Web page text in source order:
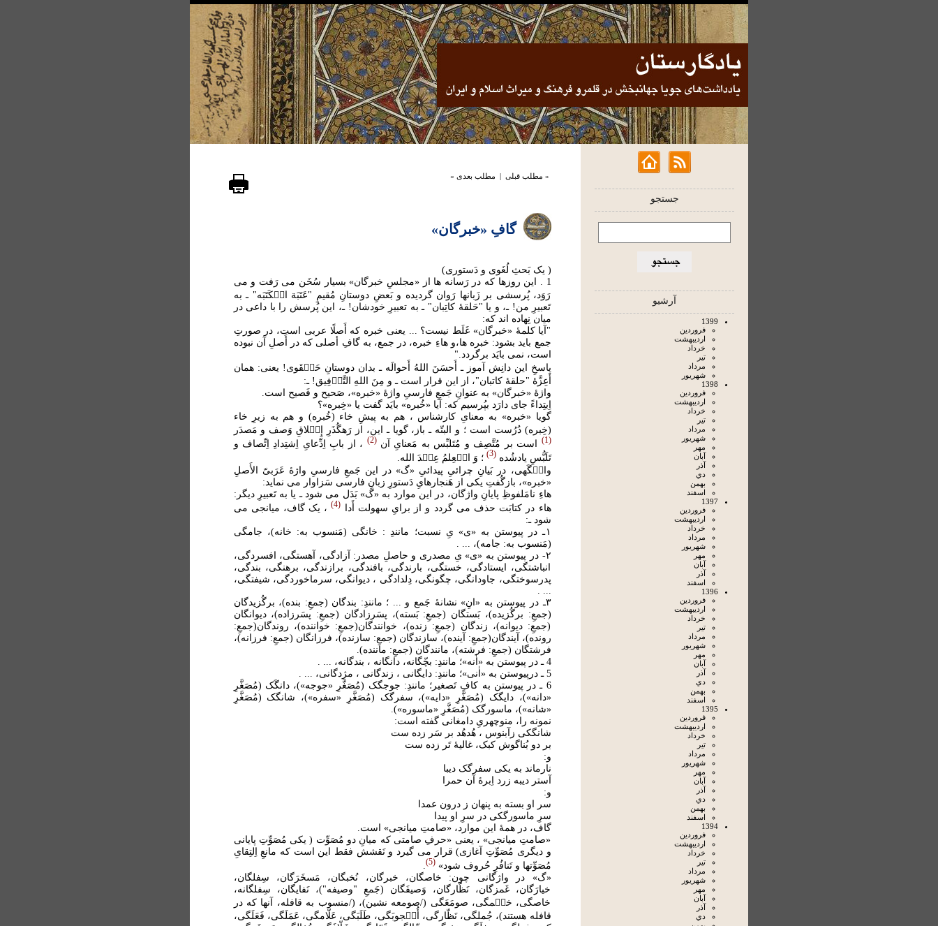
جستجو
آرشیو
1399
فروردين
ارديبهشت
خرداد
تير
مرداد
شهريور
1398
فروردين
ارديبهشت
خرداد
تير
مرداد
شهريور
مهر
آبان
آذر
دي
بهمن
اسفند
1397
فروردين
ارديبهشت
خرداد
مرداد
شهريور
مهر
آبان
آذر
اسفند
1396
فروردين
ارديبهشت
خرداد
تير
مرداد
شهريور
مهر
آبان
آذر
دي
بهمن
اسفند
1395
فروردين
ارديبهشت
خرداد
تير
مرداد
شهريور
مهر
آبان
آذر
دي
بهمن
اسفند
1394
فروردين
ارديبهشت
خرداد
تير
مرداد
شهريور
مهر
آبان
آذر
دي
« مطلب قبلی | مطلب بعدی »
گافِ «خبرگان»
( یک بَحثِ لُغَوی و دَستوری)
1 . این روزها که در رَسانه ها از «مجلسِ خبرگان» بسیار سُخَن می رَفت و می
رَوَد، پُرسشی بر زَبانها رَوان گردیده و بَعضِ دوستانِ مُقیمِ "عَتَبَة ال۟کَتَبَه" ـ به
تَعبیرِ من! ـ، و یا "حَلقۀ کاتِبان" ـ به تعبیرِ خودشان! ـ، این پُرسش را با داعی در
میان نِهاده اند که:
"آیا کلمهٔ «خبرگان» غَلَط نیست؟ ... یعنی خبره که أَصلًا عربی است، در صورتِ
جمع باید بشود: خبره ها،و هاءِ خبره، در جمع، به گافِ أصلی که در أَصلِ آن نبوده
است، نمی بایَد برگردد."
پاسخِ این دانِش آموز ـ أَحسَنَ اللهُ أَحوالَه ـ بدان دوستانِ حَل۟قَوی! یعنی: همان
أَعِزَّۀ "حلقۀ کاتبان"، از این قرار است ـ و مِنَ اللهِ التَّو۟فِیق! ـ:
واژۀ «خبرگان» به عنوانِ جَمعِ فارسیِ واژۀ «خبره»، صَحیح و فَصیح است.
اِبتِداءً جای دارَد بپُرسیم که: آیا «خُبره» بایَد گفت یا «خِبره»؟
گویا «خبره» به معنایِ کارشناس ، هم به پیشِ خاء (خُبره) و هم به زیرِ خاء
(خِبره) دُرُست است ؛ و البتّه ـ باز، گویا ـ این، از رَهگُذَرِ إِط۟لاقِ وَصف و مَصدَر
1 است بر مُتَّصِف و مُتَلبِّس به مَعنایِ آن 2
، از بابِ اِدِّعایِ اِشتِدادِ اِتِّصاف و
تَلَبُّسِ یادشُده 3 ؛ وَ ال۟عِلمُ عِن۟دَ الله.
وان۟گَهی، در بَیانِ چرائیِ پیدائیِ «گ» در این جَمعِ فارسیِ واژۀ عَرَبیّ الأَصلِ
«خبره»، بازگُفتِ یکی از هَنجارهایِ دَستورِ زبانِ فارسی سَزاوار می نماید:
هاءِ نامَلفوظِ پایانِ واژگان، در این موارد به «گ» بَدَل می شود ـ یا به تَعبیرِ دیگر:
هاء در کتابَت حذف می گردد و از برایِ سهولت أَدا
4 ، یک گاف، میانجی می
شود ـ:
١ـ در پیوستن به «ی» یِ نسبت؛ مانندِ : خانگی (مَنسوب به: خانه)، جامگی
(مَنسوب به: جامه)، ... .
٢- در پیوستن به «ی» یِ مصدری و حاصلِ مصدر: آزادگی، آهستگی، افسردگی،
انباشتگی، ایستادگی، خستگی، بارندگی، بافندگی، برازندگی، برهنگی، بندگی،
پدرسوختگی، جاودانگی، چگونگی، دِلدادگی ، دیوانگی، سرماخوردگی، شیفتگی،
٣ـ در پیوستن به «انِ» نشانۀ جَمع و ... ؛ مانندِ: بندگان (جمعِ: بنده)، برگُزیدگان
(جمعِ: برگُزیده)، بَستگان (جمعِ: بَسته)، پسَرزادگان (جمعِ: پسَرزاده)، دیوانگان
(جمعِ: دیوانه)، زندگان (جمعِ: زنده)، خوانندگان(جمعِ: خواننده)، روندگان(جمعِ:
رونده)، آیندگان(جمعِ: آینده)، سازندگان (جمعِ: سازنده)، فرزانگان (جمعِ: فرزانه)،
فرشتگان (جمعِ: فرشته)، مانندگان (جمعِ: ماننده).
4 ـ در پیوستن به «اٰنه»؛ مانندِ: بچّگانه، دانگانه ، بندگانه، ... .
5 ـ درپیوستن به «اٰنی»؛ مانندِ: دایگانی ، زندگانی ، مژدگانی، ... .
6 ـ در پیوستن به کافِ تَصغیر؛ مانندِ: جوجگک (مُصَغَّرِ «جوجه»)، دانگَک (مُصَغَّرِ
«دانه»)، دایگک (مُصَغَّرِ «دایه»)، سفرگک (مُصَغَّرِ «سفره»)، شانگک (مُصَغَّرِ
«شانه»)، ماسورگک (مُصَغَّرِ «ماسوره»).
نمونه را، منوچهریِ دامغانی گفته است:
شانگکی زآبنوس ، هُدهُد بر سَر زده ست
بر دو بُناگوش کبک، غالیۀ تَر زده ست
و:
نارماند به یکی سفرگک دیبا
آستر دیبه زرد اِبرۀ آن حمرا
و:
سر او بسته به پنهان ز درون عمدا
سرِ ماسورگکی در سرِ او پیدا
گاف، در همۀ این موارد، «صامتِ میانجی» است.
«صامتِ میانجی» ، یعنی «حرفِ صامتی که میانِ دو مُصَوِّت ( یکی مُصَوِّتِ پایانی
و دیگری مُصَوِّتِ آغازی) قرار می گیرد و نَقشش فقط این است که مانعِ اِلتِقایِ
مُصَوِّتها و تَنافُرِ حُروف شود» 5
«گ» در واژگانی چون: خاصگان، خبرگان، نُخبگان، مَسخَرَگان، سِفلگان،
خیارَگان، غَمزگان، نَظّارگان، وَصیفَگان (جَمعِ "وصیفه")، نَفایگان، سِفلگانه،
خاصگی، خی۟مگی، صومَعَگی (/صومعه نشین)، (/منسوب به قافله، آنها که در
قافله هستند)، جُملگی، نَظّارگی، أُع۟جوبَگی، طَلَبَگی، عَلّامگی، عَمَلَگی، فَعَلَگی،